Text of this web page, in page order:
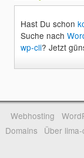
Hast Du schon
Suche nach
wp-cli? Jetzt
Webhosting
Domains
Über